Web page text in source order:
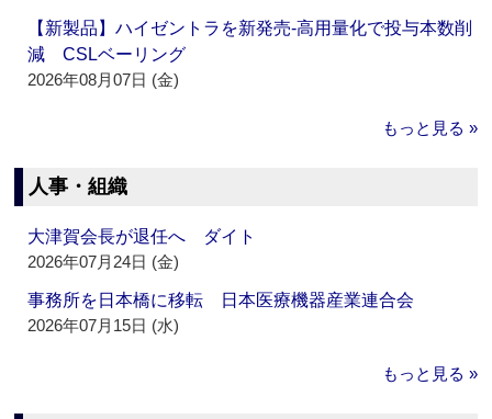
【新製品】ハイゼントラを新発売‐高用量化で投与本数削
減 CSLベーリング
2026年08月07日 (金)
もっと見る »
人事・組織
大津賀会長が退任へ ダイト
2026年07月24日 (金)
事務所を日本橋に移転 日本医療機器産業連合会
2026年07月15日 (水)
もっと見る »